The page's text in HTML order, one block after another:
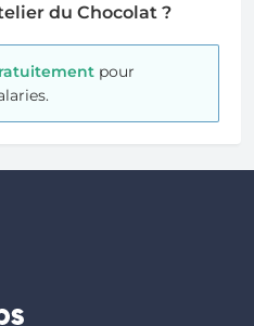
du Chocolat ?
pour